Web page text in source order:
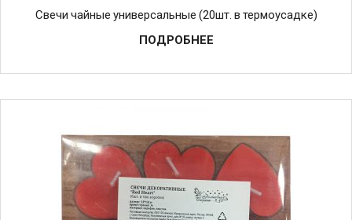
Свечи чайные универсальные (20шт. в термоусадке)
ПОДРОБНЕЕ